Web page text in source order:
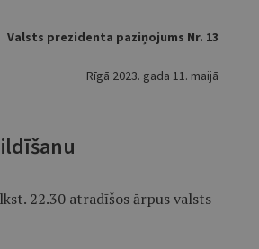
Valsts prezidenta paziņojums Nr. 13
Rīgā 2023. gada 11. maijā
22.30 atradīšos ārpus valsts